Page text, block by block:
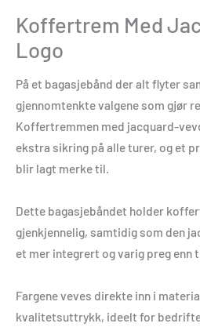
Koffertrem Med
Logo
På et bagasjebånd der alt flyter
gjennomtenkte valgene som gjør
Koffertremmen med jacquard-
ekstra sikring på alle turer, og et
blir lagt merke til.
Dette bagasjebåndet holder
gjenkjennelig, samtidig som den
et mer integrert og varig preg enn
Fargene veves direkte inn i
kvalitetsuttrykk, ideelt for